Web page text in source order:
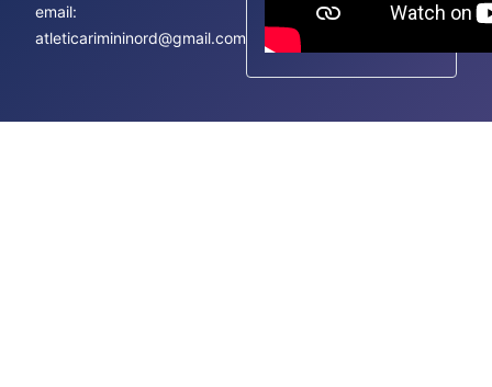
email:
atleticarimininord@gmail.com